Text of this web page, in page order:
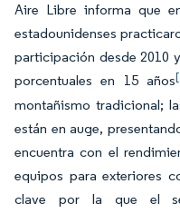
Aire Libre informa que
estadounidenses
participación desde 2010
porcentuales en 15 años
montañismo tradicional;
están en auge,
encuentra con el
equipos para exteriores
clave por la que el